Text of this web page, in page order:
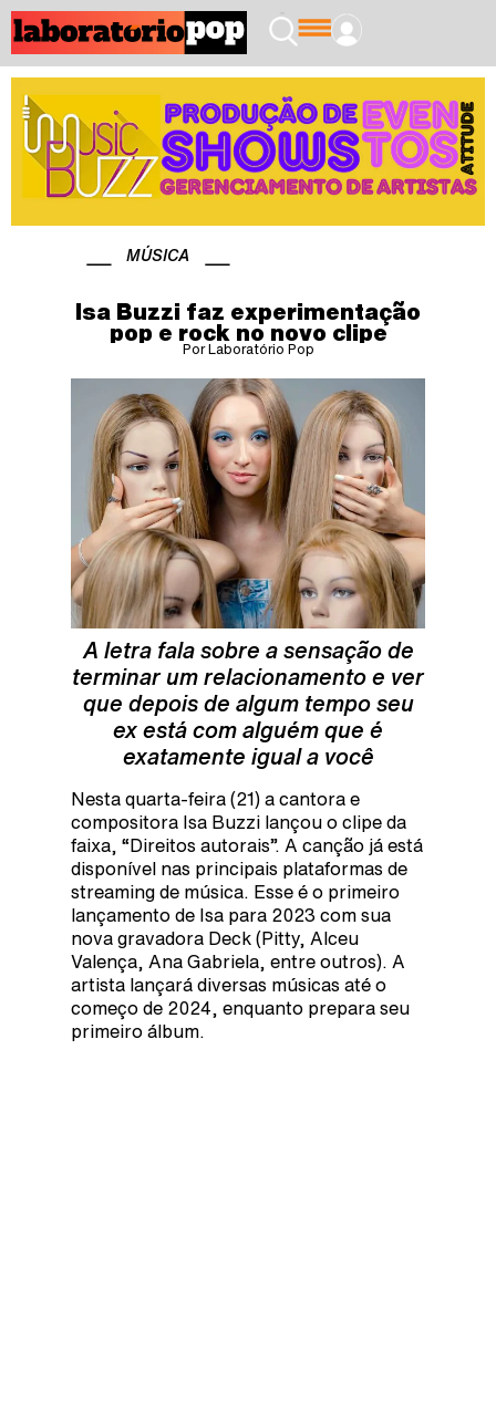
MÚSICA
Isa Buzzi faz experimentação
pop e rock no novo clipe
Por Laboratório Pop
A letra fala sobre a sensação de
terminar um relacionamento e ver
que depois de algum tempo seu
ex está com alguém que é
exatamente igual a você
Nesta quarta-feira (21) a cantora e
compositora Isa Buzzi lançou o clipe da
faixa, “Direitos autorais”. A canção já está
disponível nas principais plataformas de
streaming de música. Esse é o primeiro
lançamento de Isa para 2023 com sua
nova gravadora Deck (Pitty, Alceu
Valença, Ana Gabriela, entre outros). A
artista lançará diversas músicas até o
começo de 2024, enquanto prepara seu
primeiro álbum.